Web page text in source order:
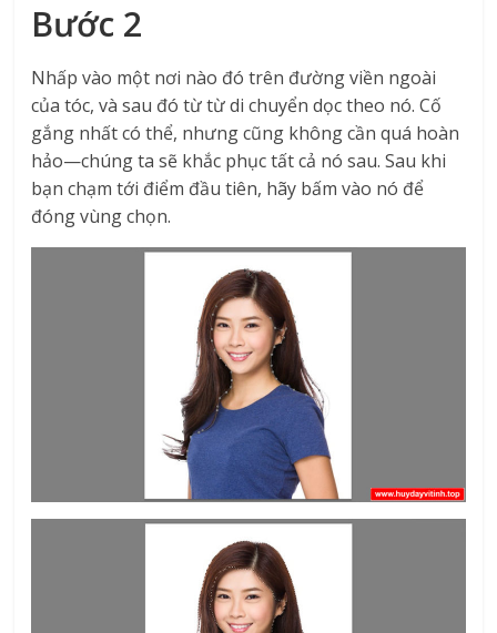
Bước 2
Nhấp vào một nơi nào đó trên đường viền ngoài
của tóc, và sau đó từ từ di chuyển dọc theo nó. Cố
gắng nhất có thể, nhưng cũng không cần quá hoàn
hảo—chúng ta sẽ khắc phục tất cả nó sau. Sau khi
bạn chạm tới điểm đầu tiên, hãy bấm vào nó để
đóng vùng chọn.